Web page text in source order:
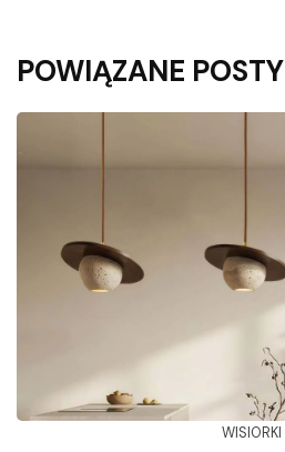
POWIĄZANE POSTY
WISIORKI